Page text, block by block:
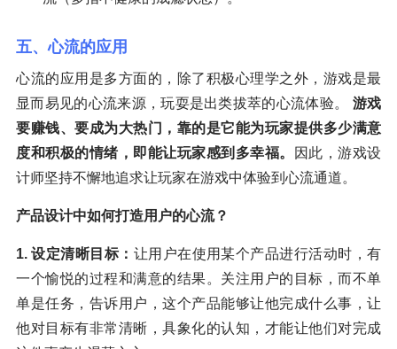
五、心流的应用
心流的应用是多方面的，除了积极心理学之外，游戏是最
显而易见的心流来源，玩耍是出类拔萃的心流体验。 游戏
要赚钱、要成为大热门，靠的是它能为玩家提供多少满意
度和积极的情绪，即能让玩家感到多幸福。
因此，游戏设
计师坚持不懈地追求让玩家在游戏中体验到心流通道。
产品设计中如何打造用户的心流？
1. 设定清晰目标： 让用户在使用某个产品进行活动时，有
一个愉悦的过程和满意的结果。关注用户的目标，而不单
单是任务，告诉用户，这个产品能够让他完成什么事，让
他对目标有非常清晰，具象化的认知，才能让他们对完成